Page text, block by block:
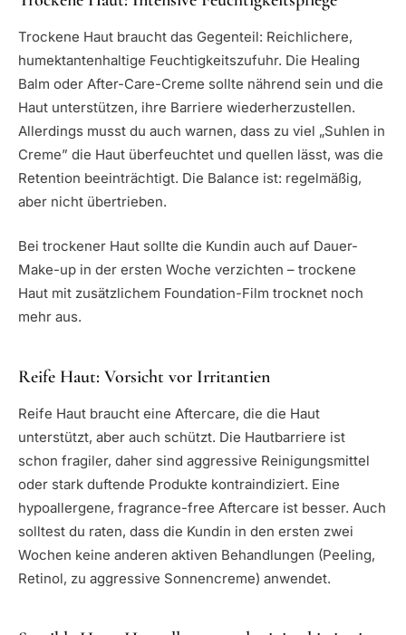
Trockene Haut braucht das Gegenteil: Reichlichere,
humektantenhaltige Feuchtigkeitszufuhr. Die Healing
Balm oder After-Care-Creme sollte nährend sein und die
Haut unterstützen, ihre Barriere wiederherzustellen.
Allerdings musst du auch warnen, dass zu viel „Suhlen in
Creme” die Haut überfeuchtet und quellen lässt, was die
Retention beeinträchtigt. Die Balance ist: regelmäßig,
aber nicht übertrieben.
Bei trockener Haut sollte die Kundin auch auf Dauer-
Make-up in der ersten Woche verzichten – trockene
Haut mit zusätzlichem Foundation-Film trocknet noch
mehr aus.
Reife Haut: Vorsicht vor Irritantien
Reife Haut braucht eine Aftercare, die die Haut
unterstützt, aber auch schützt. Die Hautbarriere ist
schon fragiler, daher sind aggressive Reinigungsmittel
oder stark duftende Produkte kontraindiziert. Eine
hypoallergene, fragrance-free Aftercare ist besser. Auch
solltest du raten, dass die Kundin in den ersten zwei
Wochen keine anderen aktiven Behandlungen (Peeling,
Retinol, zu aggressive Sonnencreme) anwendet.